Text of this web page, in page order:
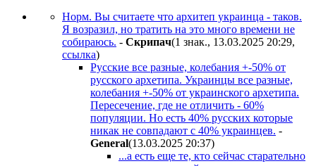
Норм. Вы считаете что архитеп украинца - таков.
Я возразил, но тратить на это много времени не
собираюсь. - Cкpипaч(1 знак., 13.03.2025 20:29,
ссылка)
Русские все разные, колебания +-50% от
русского архетипа. Украинцы все разные,
колебания +-50% от украинского архетипа.
Пересечение, где не отличить - 60%
популяции. Но есть 40% русских которые
никак не совпадают с 40% украинцев. -
General(13.03.2025 20:37)
...а есть еще те, кто сейчас старательно